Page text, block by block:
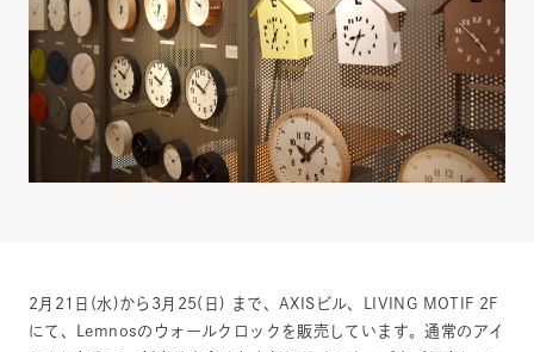
2月21日(水)から3月25(日) まで、AXISビル、LIVING MOTIF 2F
にて、Lemnosのウォールクロックを販売しています。通常のアイ